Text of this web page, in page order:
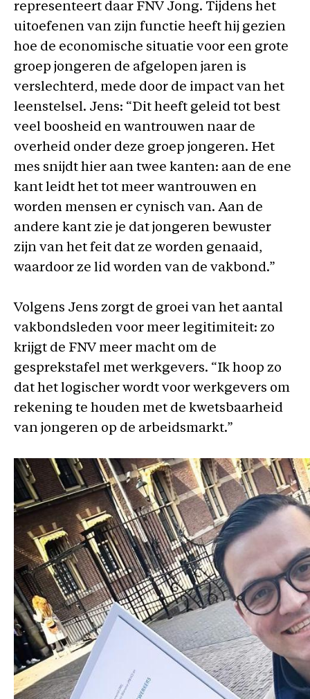
representeert daar FNV Jong. Tijdens het
uitoefenen van zijn functie heeft hij gezien
hoe de economische situatie voor een grote
groep jongeren de afgelopen jaren is
verslechterd, mede door de impact van het
leenstelsel. Jens: “Dit heeft geleid tot best
veel boosheid en wantrouwen naar de
overheid onder deze groep jongeren. Het
mes snijdt hier aan twee kanten: aan de ene
kant leidt het tot meer wantrouwen en
worden mensen er cynisch van. Aan de
andere kant zie je dat jongeren bewuster
zijn van het feit dat ze worden genaaid,
waardoor ze lid worden van de vakbond.”
Volgens Jens zorgt de groei van het aantal
vakbondsleden voor meer legitimiteit: zo
krijgt de FNV meer macht om de
gesprekstafel met werkgevers. “Ik hoop zo
dat het logischer wordt voor werkgevers om
rekening te houden met de kwetsbaarheid
van jongeren op de arbeidsmarkt.”